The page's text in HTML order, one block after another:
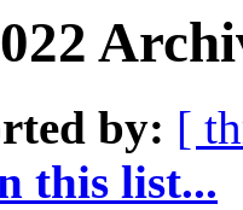
by: [
this list...